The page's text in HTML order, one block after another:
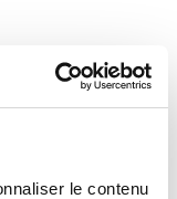
le contenu